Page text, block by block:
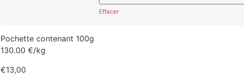
Effacer
Pochette contenant 100g
130.00 €/kg
€13,00